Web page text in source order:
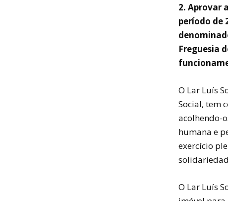
2. Aprovar
período de
Freguesia
O Lar Luís
Social, tem
acolhendo-
humana e
exercício
O Lar Luís